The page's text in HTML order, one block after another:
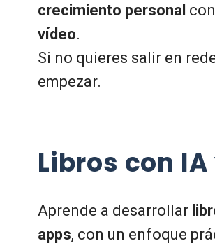
crecimiento personal
vídeo.
Si no quieres salir en
empezar.
Libros con IA
Aprende a desarrollar
apps, con un enfoque